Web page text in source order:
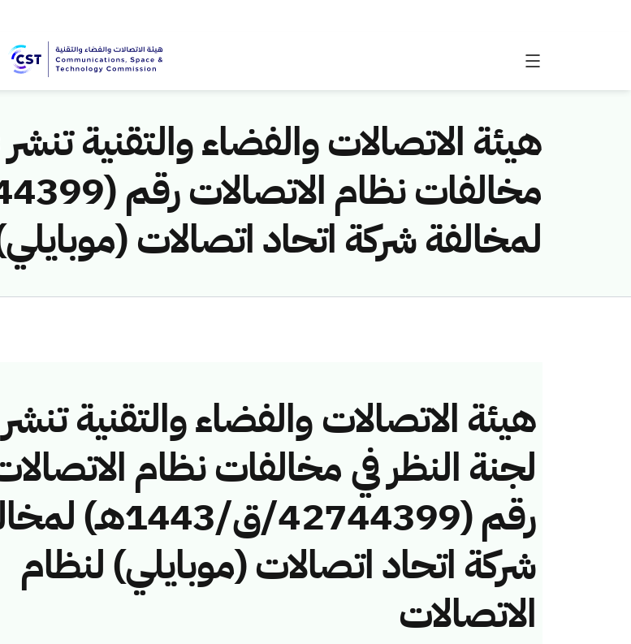
هيئة الاتصالات والفضاء والتقنية تنشر
لمخالفة شركة اتحاد اتصالات
هيئة الاتصالات والفضاء والتقنية تنشر
لجنة النظر في مخالفات نظام
رقم (42744399/ق/
شركة اتحاد اتصالات (موبايلي) لنظام
الاتصالات